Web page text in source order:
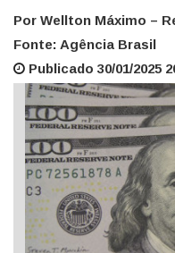
Por Wellton Máximo –
Fonte: Agência Brasil
Publicado 30/01/2025